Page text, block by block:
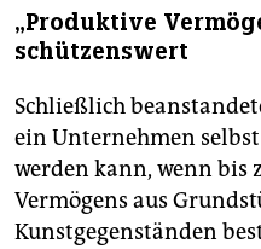
„Produktive
schützenswert
Schließlich
ein Unternehmen
werden kann, wenn bis
Vermögens aus
Kunstgegenständen